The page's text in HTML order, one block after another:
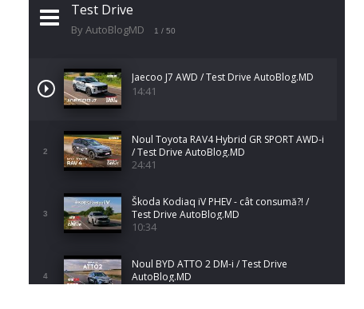
Test Drive
By AutoBlogMD 1 / 50
Jaecoo J7 AWD / Test Drive AutoBlog.MD
14:41
2
Noul Toyota RAV4 Hybrid GR SPORT AWD-i
/ Test Drive AutoBlog.MD
24:41
3
Škoda Kodiaq iV PHEV - cât consumă?! /
Test Drive AutoBlog.MD
10:34
4
Noul BYD ATTO 2 DM-i / Test Drive
AutoBlog.MD